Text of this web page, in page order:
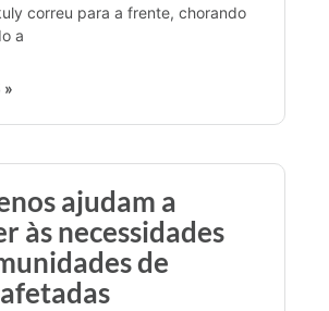
correu para a frente, chorando
a
ajudam a
às necessidades
de